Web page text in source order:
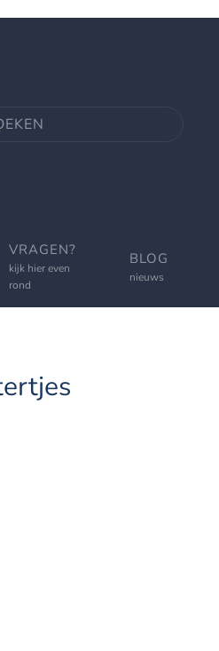
VRAGEN?
kijk hier even
rond
BLOG
nieuws